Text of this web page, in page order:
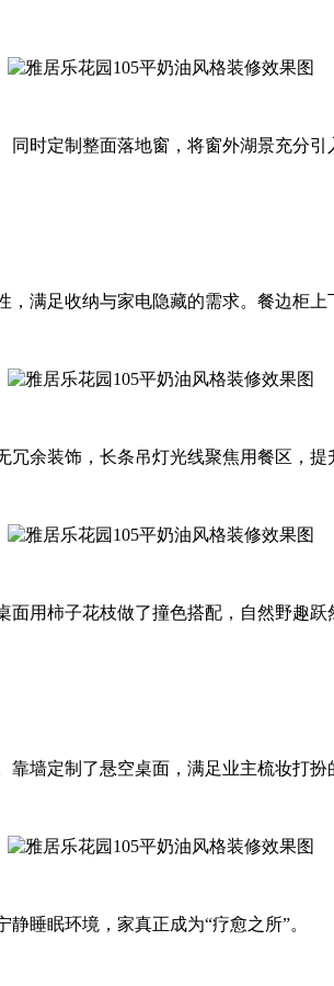
时定制整面落地窗，将窗外湖景充分引
满足收纳与家电隐藏的需求。餐边柜
余装饰，长条吊灯光线聚焦用餐区，提
用柿子花枝做了撞色搭配，自然野趣跃
墙定制了悬空桌面，满足业主梳妆打扮
睡眠环境，家真正成为“疗愈之所”。